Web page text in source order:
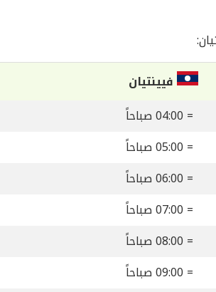
فيينتيان
= 04:00 صباحاً
= 05:00 صباحاً
= 06:00 صباحاً
= 07:00 صباحاً
= 08:00 صباحاً
= 09:00 صباحاً